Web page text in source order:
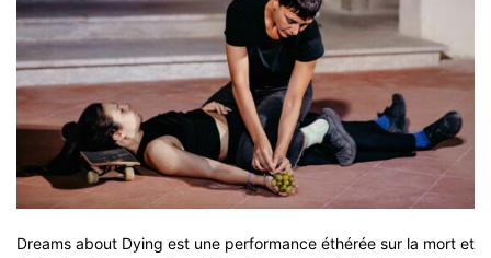
Dreams about Dying est une performance éthérée sur la mort et